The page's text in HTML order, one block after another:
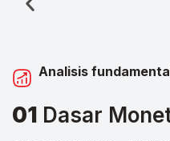
Analisis
01 Dasar